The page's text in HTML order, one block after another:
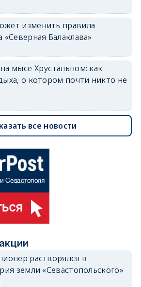
изменить правила
Балаклава»
мысе Хрустальном: как
о котором почти никто не
все новости
растворялся в
земли «Севастопольского»